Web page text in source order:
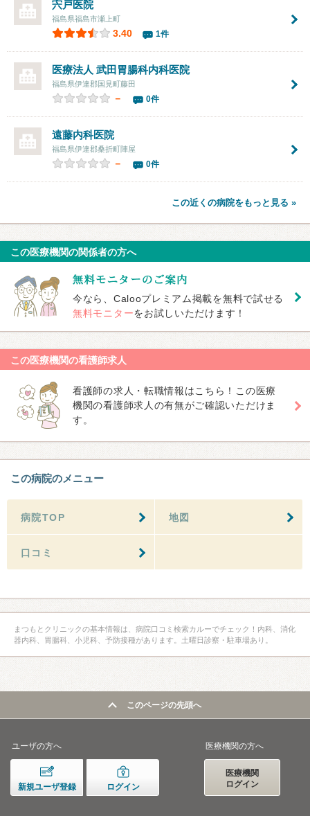
宍戸医院
福島県福島市瀬上町
3.40 1件
医療法人 武田胃腸科内科医院
福島県伊達郡国見町藤田
－ 0件
遠藤内科医院
福島県伊達郡桑折町陣屋
－ 0件
この近くの病院をもっと見る »
この医療機関の関係者の方へ
今なら、Calooプレミアム掲載を無料で試せる
無料モニターをお試しいただけます！
この医療機関の看護師求人
看護師の求人・転職情報はこちら！この医療
機関の看護師求人の有無がご確認いただけま
す。
この病院のメニュー
病院TOP 地図
口コミ
まつもとクリニックの基本情報は、病院口コミ検索カルーでチェック！内科、消化
器内科、胃腸科、小児科、予防接種があります。土曜日診察・駐車場あり。
このページの先頭へ
ユーザの方へ
新規ユーザ登録 ログイン
医療機関の方へ
医療機関
ログイン